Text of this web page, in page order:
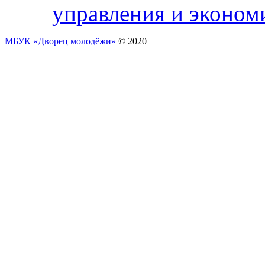
управления и
МБУК «Дворец молодёжи» © 2020